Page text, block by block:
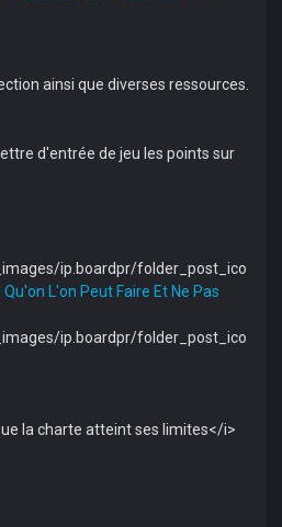
ainsi que diverses ressources.
d'entrée de jeu les points sur
ip.boardpr/folder_post_ico
Qu'on L'on Peut Faire Et Ne Pas
ip.boardpr/folder_post_ico
la charte atteint ses limites</i>